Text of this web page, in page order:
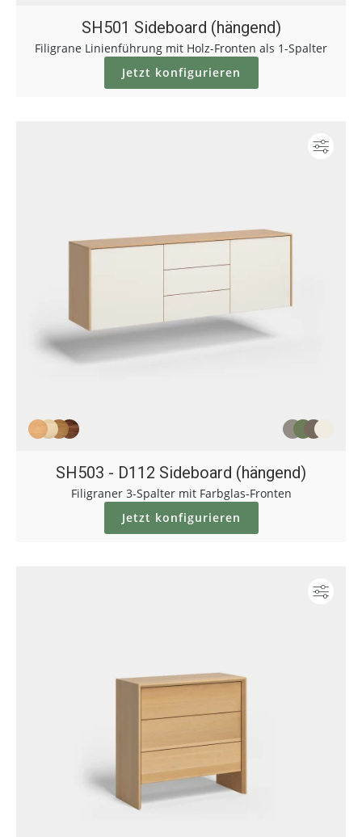
SH501 Sideboard (hängend)
Filigrane Linienführung mit Holz-Fronten als 1-Spalter
Jetzt konfigurieren
SH503 - D112 Sideboard (hängend)
Filigraner 3-Spalter mit Farbglas-Fronten
Jetzt konfigurieren